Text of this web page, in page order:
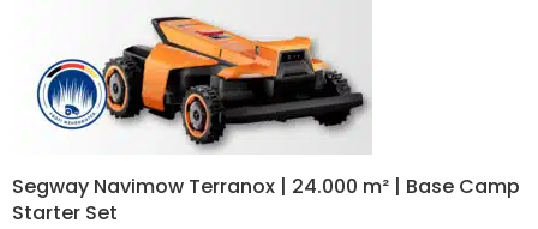
Segway Navimow Terranox | 24.000 m² | Base Camp
Starter Set